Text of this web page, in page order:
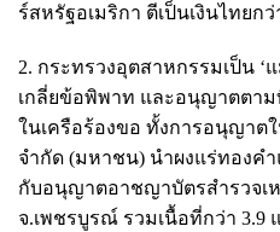
ร์สหรัฐอเมริกา ตีเป็นเงินไทยก
2. กระทรวงอุตสาหกรรมเป็น ‘
เกลี่ยข้อพิพาท และอนุญาตตา
ในเครือร้องขอ ทั้งการอนุญาต
จำกัด (มหาชน) นำผงแร่ทองค
กับอนุญาตอาชญาบัตรสำรวจเ
จ.เพชรบูรณ์ รวมเนื้อที่กว่า 3.9